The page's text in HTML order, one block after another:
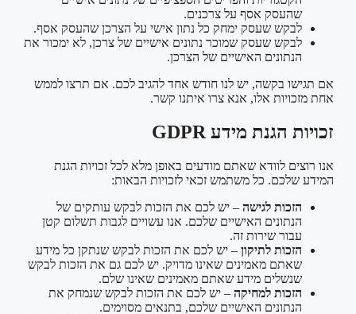
שהעסק אסף על צרכנים.
לבקש שעסק ימחק כל נתון אישי על הצרכן שהעסק אסף.
לבקש שעסק שמוכר נתונים אישיים של צרכן, לא ימכור את
הנתונים האישיים של הצרכן.
אם תגישו בקשה, יש לנו חודש אחד להגיב לכם. אם תרצו לממש
אחת מזכויות אלו, אנא צרו איתנו קשר.
זכויות הגנת מידע GDPR
אנו רוצים לוודא שאתם מודעים באופן מלא לכל זכויות הגנת
המידע שלכם. כל משתמש זכאי לזכויות הבאות:
הזכות לגישה – יש לכם את הזכות לבקש עותקים של
הנתונים האישיים שלכם. אנו עשויים לגבות תשלום קטן
עבור שירות זה.
הזכות לתיקון – יש לכם את הזכות לבקש שנתקן כל מידע
שאתם מאמינים שאינו מדויק. יש לכם גם את הזכות לבקש
שנשלים מידע שאתם מאמינים שאינו שלם.
הזכות למחיקה – יש לכם את הזכות לבקש שנמחק את
הנתונים האישיים שלכם, בתנאים מסוימים.